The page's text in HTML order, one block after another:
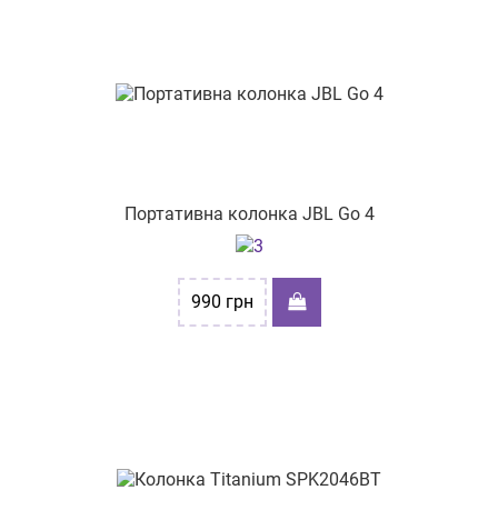
Портативна колонка JBL Go 4
990 грн